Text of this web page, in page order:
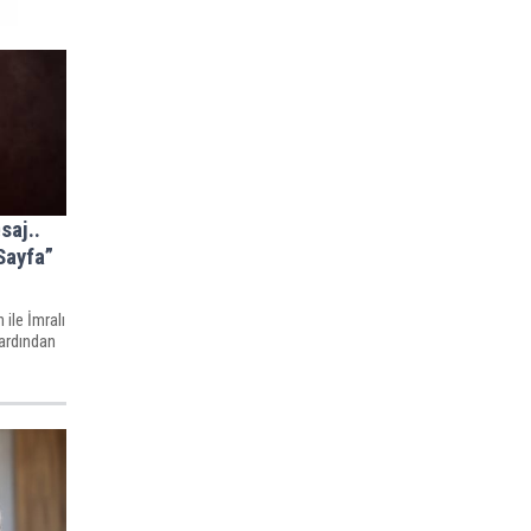
ile İmralı